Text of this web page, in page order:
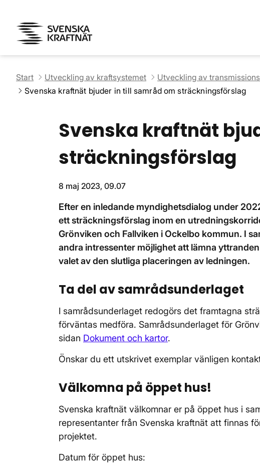
Start Utveckling av kraftsystemet Utveckling av
Svenska kraftnät bjuder in till samråd om sträckningsförslag
Svenska kraftnät
sträckningsförslag
8 maj 2023, 09.07
Efter en inledande myndighetsdialog under
ett sträckningsförslag inom en
Grönviken och Fallviken i Ockelbo kommun. I
andra intressenter möjlighet att lämna
valet av den slutliga placeringen av ledningen.
Ta del av samrådsunderlaget
I samrådsunderlaget redogörs det framtagna
förväntas medföra. Samrådsunderlaget för
sidan Dokument och kartor.
Önskar du ett utskrivet exemplar vänligen
Välkomna på öppet hus!
Svenska kraftnät välkomnar er på öppet hus i
representanter från Svenska kraftnät att finnas
projektet.
Datum för öppet hus: